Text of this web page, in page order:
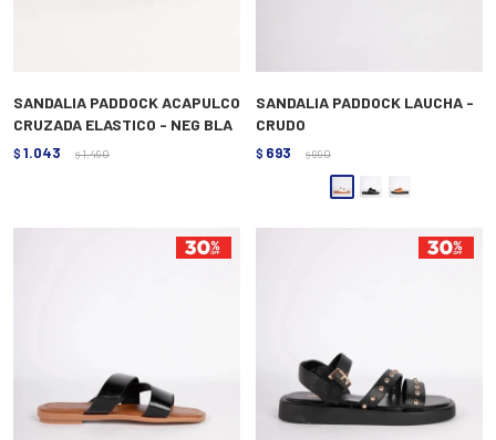
SANDALIA PADDOCK ACAPULCO
CRUZADA ELASTICO - NEG BLA
$ 1.043 $ 1.490
SANDALIA PADDOCK LAUCHA -
CRUDO
$ 693 $ 990